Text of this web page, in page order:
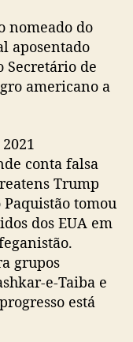
nomeado do
aposentado
Secretário de
americano a
conta falsa
Trump
tomou
dos EUA em
grupos
e-Taiba e
está